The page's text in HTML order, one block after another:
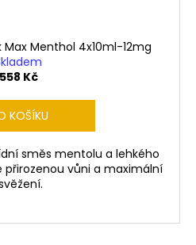
Max Menthol 4x10ml-12mg
558 Kč
KOŠÍKU
směs mentolu a lehkého
přirozenou vůni a maximální